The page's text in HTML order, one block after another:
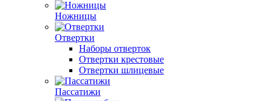
Ножницы
Отвертки
Наборы отверток
Отвертки крестовые
Отвертки шлицевые
Пассатижи